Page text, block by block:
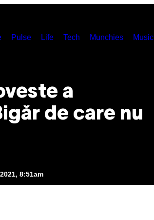
Pulse Life Tech Munchies Music
a
de care nu
8:51am